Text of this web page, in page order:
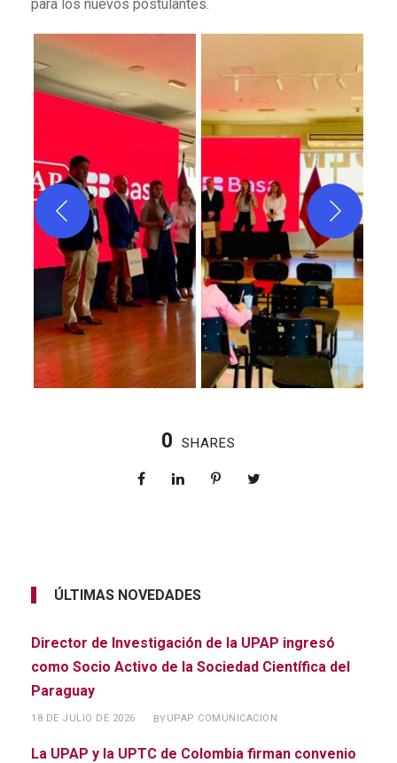
para los nuevos postulantes.
0 SHARES
ÚLTIMAS NOVEDADES
Director de Investigación de la UPAP ingresó
como Socio Activo de la Sociedad Científica del
Paraguay
18 DE JULIO DE 2026 BYUPAP COMUNICACION
La UPAP y la UPTC de Colombia firman convenio